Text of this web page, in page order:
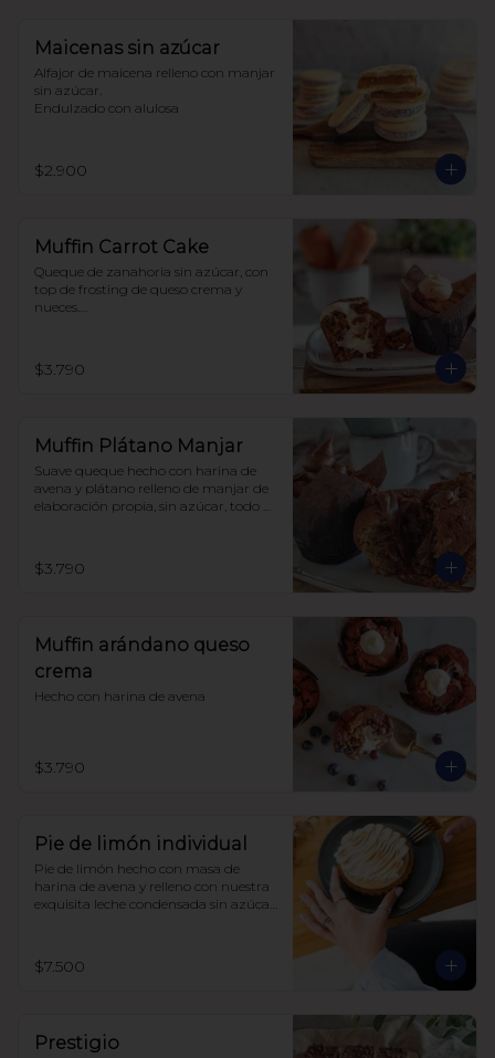
Maicenas sin azúcar
Alfajor de maicena relleno con manjar
sin azúcar.
Endulzado con alulosa
$2.900
Muffin Carrot Cake
Queque de zanahoria sin azúcar, con
top de frosting de queso crema y
nueces.
$3.790
Muffin Plátano Manjar
Suave queque hecho con harina de
avena y plátano relleno de manjar de
elaboración propia, sin azúcar, todo
$3.790
Muffin arándano queso
crema
Hecho con harina de avena
$3.790
Pie de limón individual
Pie de limón hecho con masa de
harina de avena y relleno con nuestra
exquisita leche condensada sin azúcar
suizo. Todo endulzado con alulosa.
$7.500
Prestigio